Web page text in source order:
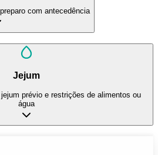
com antecedência
Jejum
prévio e restrições de alimentos ou
água